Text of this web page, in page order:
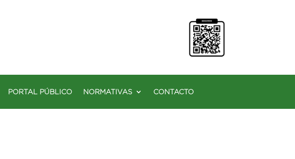
PORTAL PÚBLICO NORMATIVAS CONTACTO